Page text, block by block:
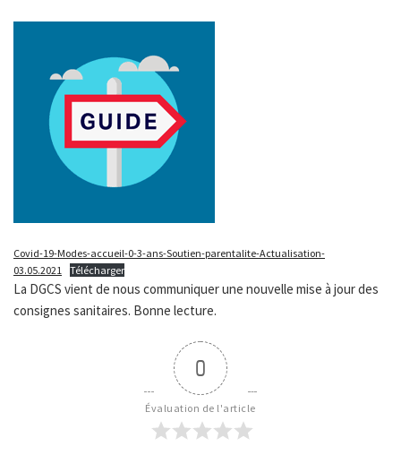
Covid-19-Modes-accueil-0-3-ans-Soutien-parentalite-Actualisation-
03.05.2021
Télécharger
La DGCS vient de nous communiquer une nouvelle mise à jour des
consignes sanitaires. Bonne lecture.
0
Évaluation de l'article